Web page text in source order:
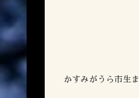
かすみがうら市生